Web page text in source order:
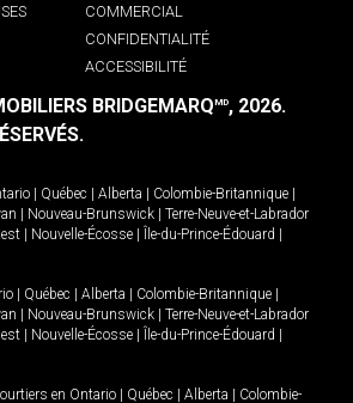
COMMERCIAL
CONFIDENTIALITÉ
ACCESSIBILITÉ
BRIDGEMARQMD, 2026.
| Québec | Alberta | Colombie-Britannique |
| Nouveau-Brunswick | Terre-Neuve-et-Labrador
| Nouvelle-Écosse | Île-du-Prince-Édouard |
| Québec | Alberta | Colombie-Britannique |
| Nouveau-Brunswick | Terre-Neuve-et-Labrador
| Nouvelle-Écosse | Île-du-Prince-Édouard |
en Ontario | Québec | Alberta | Colombie-